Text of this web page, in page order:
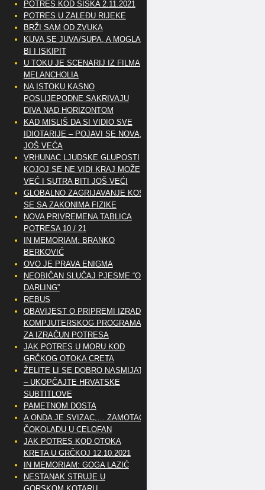
POTRES KOD SISKA 2.11.2021
POTRES U ZALEĐU RIJEKE
BRŽI SAM OD ZVUKA
KUVA SE JUVA/SUPA, A MOGLA
BI I ISKIPIT
U TOKU JE SCENARIJ IZ FILMA
MELANCHOLIA
NA ISTOKU KASNO
POSLIJEPODNE SAKRIVAJU
DIVA NAD HORIZONTOM
KAD MISLIŠ DA SI VIDIO SVE
IDIOTARIJE – POJAVI SE NOVA,..
JOŠ VEĆA
VRHUNAC LJUDSKE GLUPOSTI
KOJOJ SE NE VIDI KRAJ MOŽE
VEĆ I SUTRA BITI JOŠ VEĆI
GLOBALNO ZAGRIJAVANJE KOSI
SE SA ZAKONIMA FIZIKE
NOVA PRIVREMENA TABLICA
POTRESA 10 / 21
IN MEMORIAM: BRANKO
BERKOVIĆ
OVO JE PRAVA ENIGMA
NEOBIČAN SLUČAJ PJESME “OH
DARLING”
REBUS
OBAVIJEST O PRIPREMI IZRADE
KOMPJUTERSKOG PROGRAMA
ZA IZRAČUN POTRESA
JAK POTRES U MORU KOD
GRČKOG OTOKA CRETA
ŽELITE LI SE DOBRO NASMIJATI
– UKOPČAJTE HRVATSKE
SUBTITLOVE
PAMETNOM DOSTA
A ONDA JE SVIZAC,… ZAMOTAO
ČOKOLADU U CELOFAN
JAK POTRES KOD OTOKA
KRETA U GRČKOJ 12.10.2021
IN MEMORIAM: GOGA LAZIĆ
NESTANAK STRUJE U